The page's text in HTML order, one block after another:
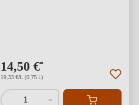
14,50 €*
19,33 €/L (0,75 L)
1